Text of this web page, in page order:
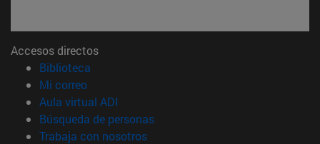
Accesos directos
Biblioteca
Mi correo(abre en nueva ventana)
Aula virtual ADI
Búsqueda de personas(abre en nueva ventana)
Trabaja con nosotros(abre en nueva ventana)